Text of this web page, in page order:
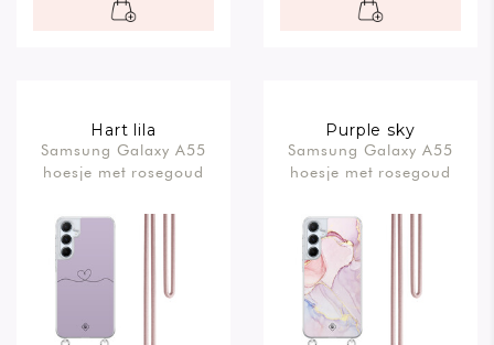
Hart lila
Samsung Galaxy A55
hoesje met rosegoud
Purple sky
Samsung Galaxy A55
hoesje met rosegoud